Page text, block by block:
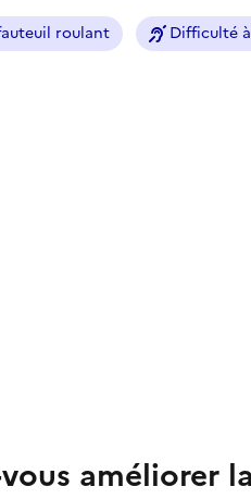
roulant Difficulté
améliorer